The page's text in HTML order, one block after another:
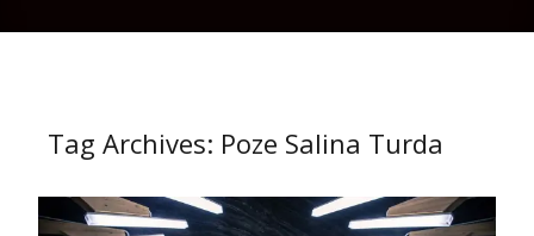
Tag Archives: Poze Salina Turda